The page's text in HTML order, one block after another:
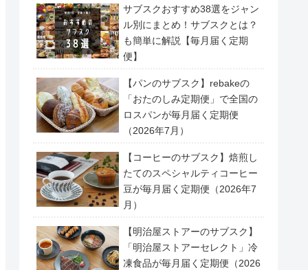
サブスクおすすめ38選をジャン
ル別にまとめ！サブスクとは？
も簡単に解説【毎月届く定期
便】
【パンのサブスク】rebakeの
「おたのしみ定期便」で全国の
ロスパンが毎月届く定期便
（2026年7月）
【コーヒーのサブスク】焙煎し
たてのスペシャルティコーヒー
豆が毎月届く定期便（2026年7
月）
【明治屋ストアーのサブスク】
「明治屋ストアーセレクト」冷
凍食品が毎月届く定期便（2026